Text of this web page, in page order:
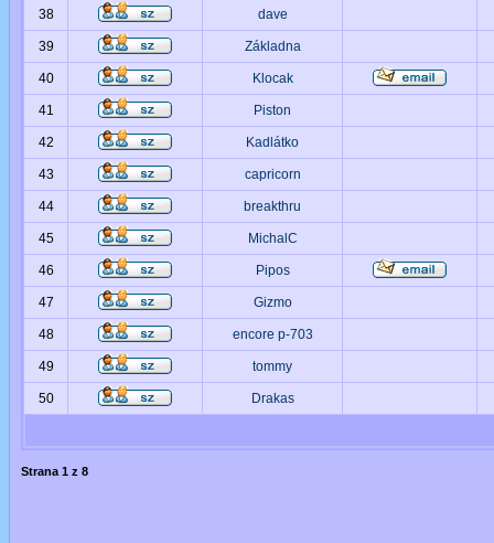
38 dave
39 Základna
40 Klocak
41 Piston
42 Kadlátko
43 capricorn
44 breakthru
45 MichalC
46 Pipos
47 Gizmo
48 encore p-703
49 tommy
50 Drakas
Strana 1 z 8